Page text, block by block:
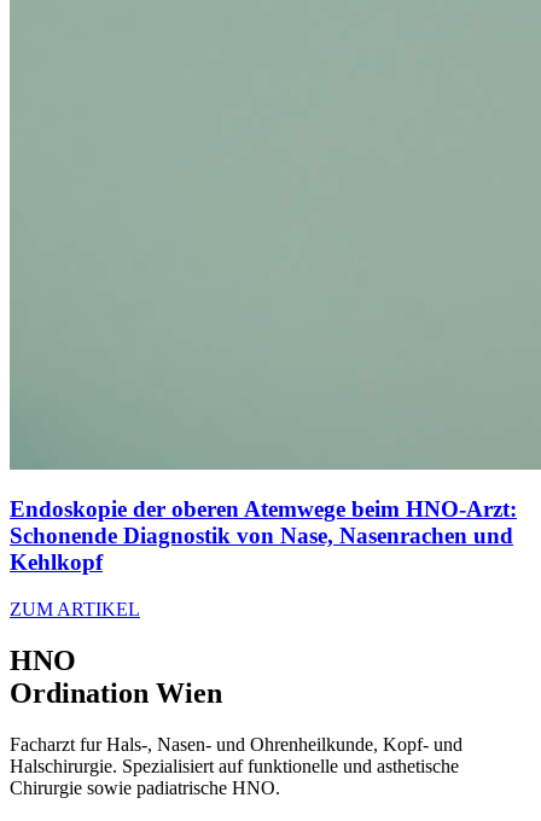
Endoskopie der oberen Atemwege beim HNO-Arzt:
Schonende Diagnostik von Nase, Nasenrachen und
Kehlkopf
ZUM ARTIKEL
HNO
Ordination Wien
Facharzt fur Hals-, Nasen- und Ohrenheilkunde, Kopf- und
Halschirurgie. Spezialisiert auf funktionelle und asthetische
Chirurgie sowie padiatrische HNO.